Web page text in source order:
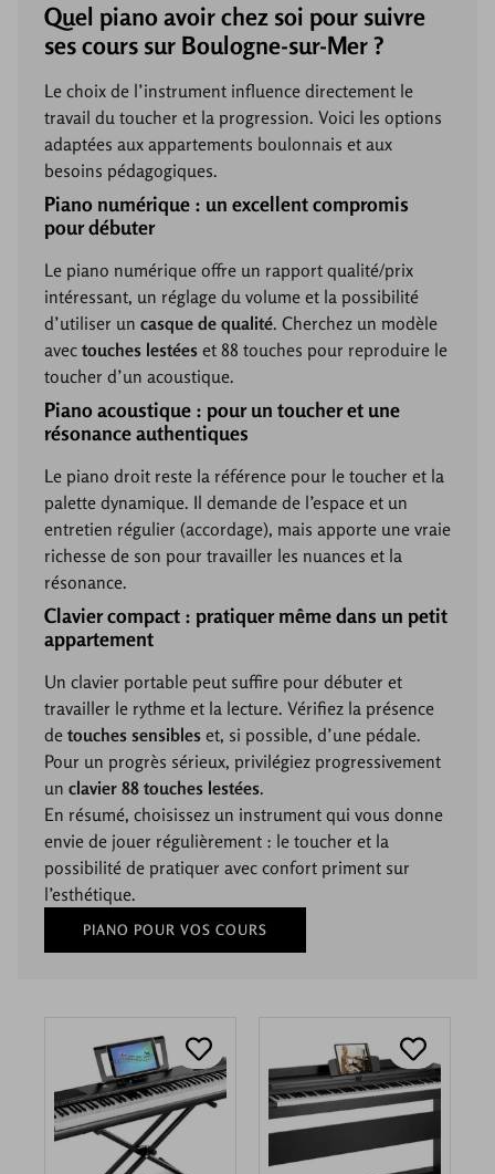
Quel piano avoir chez soi pour suivre
ses cours sur Boulogne-sur-Mer ?
Le choix de l’instrument influence directement le
travail du toucher et la progression. Voici les options
adaptées aux appartements boulonnais et aux
besoins pédagogiques.
Piano numérique : un excellent compromis
pour débuter
Le piano numérique offre un rapport qualité/prix
intéressant, un réglage du volume et la possibilité
d’utiliser un casque de qualité. Cherchez un modèle
avec touches lestées et 88 touches pour reproduire le
toucher d’un acoustique.
Piano acoustique : pour un toucher et une
résonance authentiques
Le piano droit reste la référence pour le toucher et la
palette dynamique. Il demande de l’espace et un
entretien régulier (accordage), mais apporte une vraie
richesse de son pour travailler les nuances et la
résonance.
Clavier compact : pratiquer même dans un petit
appartement
Un clavier portable peut suffire pour débuter et
travailler le rythme et la lecture. Vérifiez la présence
de touches sensibles et, si possible, d’une pédale.
Pour un progrès sérieux, privilégiez progressivement
un clavier 88 touches lestées.
En résumé, choisissez un instrument qui vous donne
envie de jouer régulièrement : le toucher et la
possibilité de pratiquer avec confort priment sur
l’esthétique.
PIANO POUR VOS COURS